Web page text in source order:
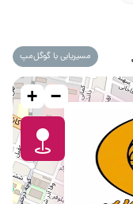
مسیریابی با گوگل‌مپ
+ −